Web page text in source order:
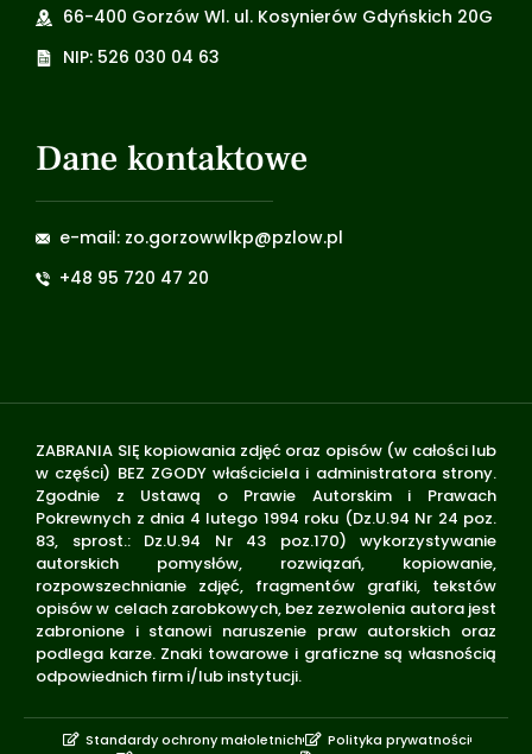
66-400 Gorzów Wl. ul. Kosynierów Gdyńskich 20G
NIP: 526 030 04 63
Dane kontaktowe
e-mail: zo.gorzowwlkp@pzlow.pl
+48 95 720 47 20
ZABRANIA SIĘ kopiowania zdjęć oraz opisów (w całości lub
w części) BEZ ZGODY właściciela i administratora strony.
Zgodnie z Ustawą o Prawie Autorskim i Prawach
Pokrewnych z dnia 4 lutego 1994 roku (Dz.U.94 Nr 24 poz.
83, sprost.: Dz.U.94 Nr 43 poz.170) wykorzystywanie
autorskich pomysłów, rozwiązań, kopiowanie,
rozpowszechnianie zdjęć, fragmentów grafiki, tekstów
opisów w celach zarobkowych, bez zezwolenia autora jest
zabronione i stanowi naruszenie praw autorskich oraz
podlega karze. Znaki towarowe i graficzne są własnością
odpowiednich firm i/lub instytucji.
Standardy ochrony małoletnich
Polityka prywatności